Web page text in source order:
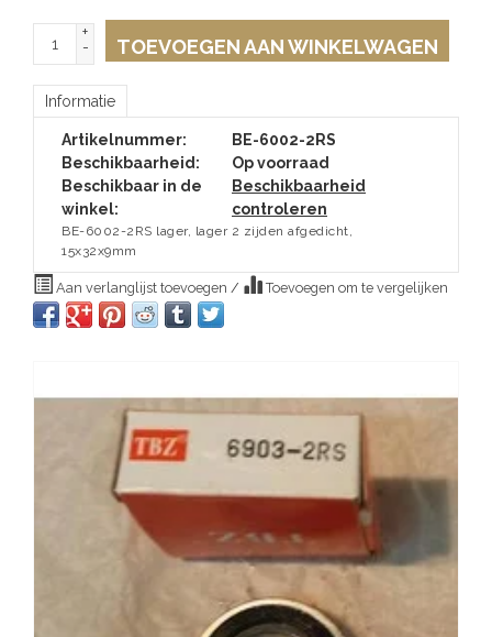
+
-
TOEVOEGEN AAN WINKELWAGEN
Informatie
Artikelnummer:
BE-6002-2RS
Beschikbaarheid:
Op voorraad
Beschikbaar in de
winkel:
Beschikbaarheid
controleren
BE-6002-2RS lager, lager 2 zijden afgedicht,
15x32x9mm
Aan verlanglijst toevoegen / Toevoegen om te vergelijken